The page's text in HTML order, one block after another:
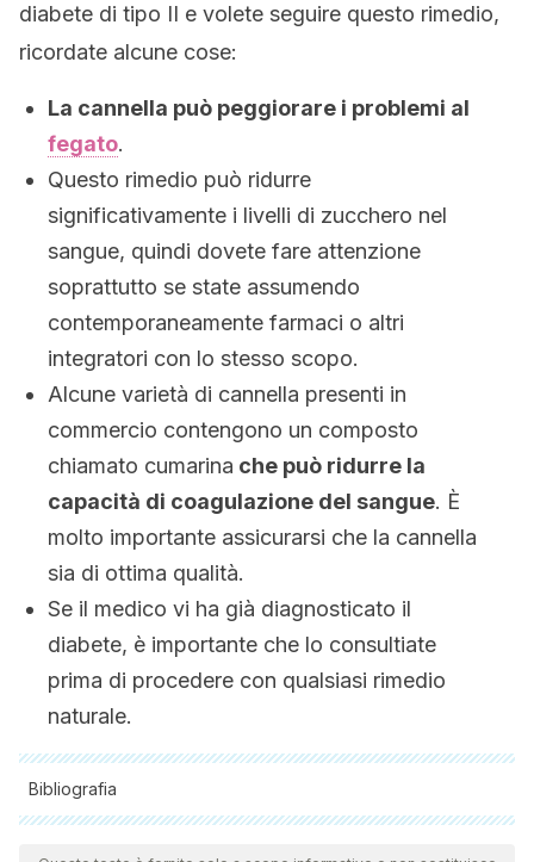
diabete di tipo II e volete seguire questo rimedio,
ricordate alcune cose:
La cannella può peggiorare i problemi al
fegato.
Questo rimedio può ridurre
significativamente i livelli di zucchero nel
sangue, quindi dovete fare attenzione
soprattutto se state assumendo
contemporaneamente farmaci o altri
integratori con lo stesso scopo.
Alcune varietà di cannella presenti in
commercio contengono un composto
chiamato cumarina che può ridurre la
capacità di coagulazione del sangue. È
molto importante assicurarsi che la cannella
sia di ottima qualità.
Se il medico vi ha già diagnosticato il
diabete, è importante che lo consultiate
prima di procedere con qualsiasi rimedio
naturale.
Bibliografia
Tutte le fonti citate sono state esaminate a fondo dal nostro
team per garantirne la qualità, l'affidabilità, l'attualità e la